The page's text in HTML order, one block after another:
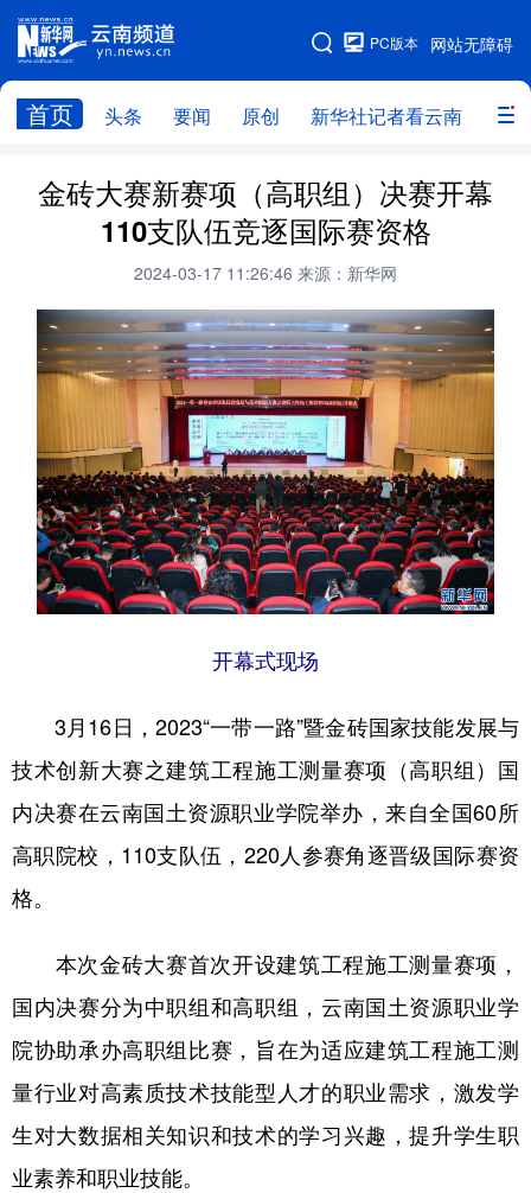
网站无障碍
PC版本
首页 头条 要闻 原创 新华社记者看云南 政务
网站地图
头条 云南要闻 本网原创
新华社记者看云南 政务 人事
云南省领导报道集
教育
州市
社会
图片
服务 云南故事
云南青年说 趣看文物
金砖大赛新赛项（高职组）决赛开幕
110支队伍竞逐国际赛资格
2024-03-17 11:26:46 来源：新华网
开幕式现场
3月16日，2023“一带一路”暨金砖国家技能发展与
技术创新大赛之建筑工程施工测量赛项（高职组）国
内决赛在云南国土资源职业学院举办，来自全国60所
高职院校，110支队伍，220人参赛角逐晋级国际赛资
格。
本次金砖大赛首次开设建筑工程施工测量赛项，
国内决赛分为中职组和高职组，云南国土资源职业学
院协助承办高职组比赛，旨在为适应建筑工程施工测
量行业对高素质技术技能型人才的职业需求，激发学
生对大数据相关知识和技术的学习兴趣，提升学生职
业素养和职业技能。